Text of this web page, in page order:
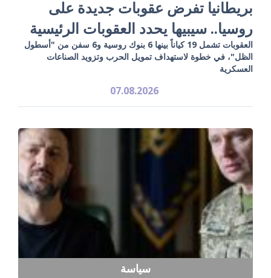
بريطانيا تفرض عقوبات جديدة على
روسيا.. سيبيها يحدد العقوبات الرئيسية
العقوبات تشمل 19 كياناً بينها 6 بنوك روسية و6 سفن من "أسطول
الظل"، في خطوة لاستهداف تمويل الحرب وتزويد الصناعات
العسكرية
07.08.2026
سياسة